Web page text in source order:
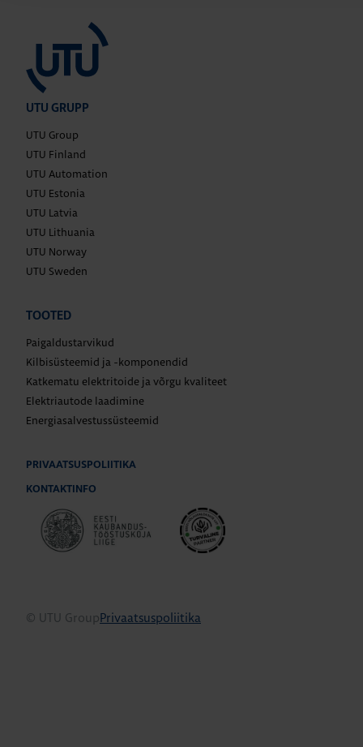
UTU GRUPP
UTU Group
UTU Finland
UTU Automation
UTU Estonia
UTU Latvia
UTU Lithuania
UTU Norway
UTU Sweden
TOOTED
Paigaldustarvikud
Kilbisüsteemid ja -komponendid
Katkematu elektritoide ja võrgu kvaliteet
Elektriautode laadimine
Energiasalvestussüsteemid
PRIVAATSUSPOLIITIKA
KONTAKTINFO
© UTU GroupPrivaatsuspoliitika